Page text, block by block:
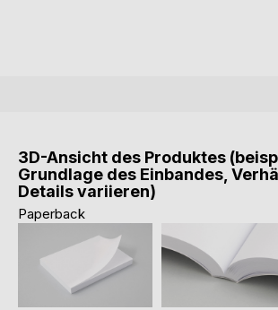
3D-Ansicht des Produktes
Grundlage des Einbandes,
Details variieren)
Paperback